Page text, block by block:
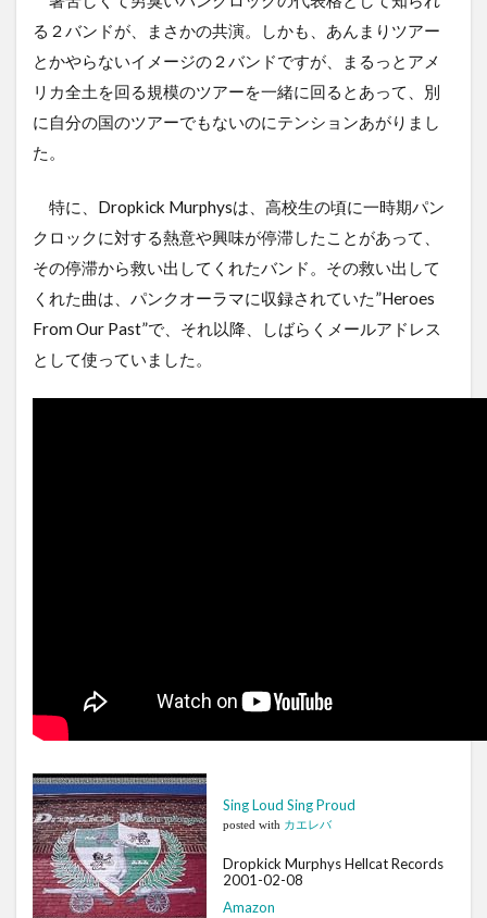
る２バンドが、まさかの共演。しかも、あんまりツアー
とかやらないイメージの２バンドですが、まるっとアメ
リカ全土を回る規模のツアーを一緒に回るとあって、別
に自分の国のツアーでもないのにテンションあがりまし
た。
特に、Dropkick Murphysは、高校生の頃に一時期パン
クロックに対する熱意や興味が停滞したことがあって、
その停滞から救い出してくれたバンド。その救い出して
くれた曲は、パンクオーラマに収録されていた”Heroes
From Our Past”で、それ以降、しばらくメールアドレス
として使っていました。
Sing Loud Sing Proud
posted with カエレバ
Dropkick Murphys Hellcat Records
2001-02-08
Amazon